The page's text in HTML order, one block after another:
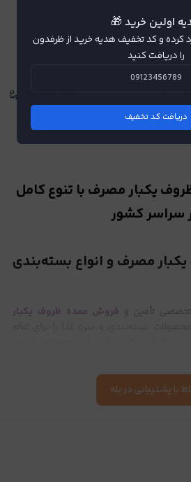
لیوان کریستالی یکبارمصرف آرین
یکبار مصرف با تنوع کامل
سراسر کشور
مصرف و انواع بسته‌بندی
تأمین و فروش عمده ظروف یکبار
فست‌فودها،قنادی‌ها
خرد ساده‌تر کرده است.
قابل استفاده هستند.
با پشتیبانی در بله
اولین خرید 🎁
کرده و کد تخفیف هدیه خرید از ظرفدون
را دریافت کنید
دریافت کد تخفیف